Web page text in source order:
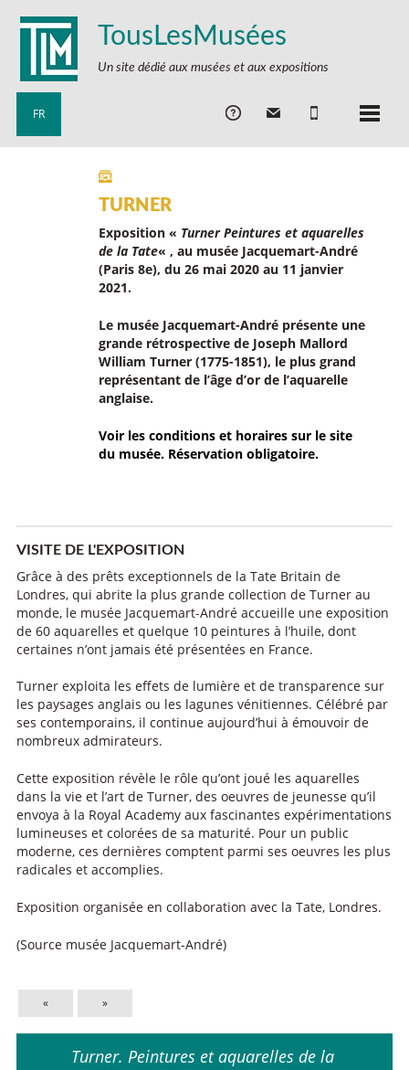
TousLesMusées
Un site dédié aux musées et aux expositions
FR
TURNER
Exposition « Turner Peintures et aquarelles
de la Tate« , au musée Jacquemart-André
(Paris 8e), du 26 mai 2020 au 11 janvier
2021.
Le musée Jacquemart-André présente une
grande rétrospective de Joseph Mallord
William Turner (1775-1851), le plus grand
représentant de l’âge d’or de l’aquarelle
anglaise.
Voir les conditions et horaires sur le site
du musée. Réservation obligatoire.
VISITE DE L'EXPOSITION
Grâce à des prêts exceptionnels de la Tate Britain de
Londres, qui abrite la plus grande collection de Turner au
monde, le musée Jacquemart-André accueille une exposition
de 60 aquarelles et quelque 10 peintures à l’huile, dont
certaines n’ont jamais été présentées en France.
Turner exploita les effets de lumière et de transparence sur
les paysages anglais ou les lagunes vénitiennes. Célébré par
ses contemporains, il continue aujourd’hui à émouvoir de
nombreux admirateurs.
Cette exposition révèle le rôle qu’ont joué les aquarelles
dans la vie et l’art de Turner, des oeuvres de jeunesse qu’il
envoya à la Royal Academy aux fascinantes expérimentations
lumineuses et colorées de sa maturité. Pour un public
moderne, ces dernières comptent parmi ses oeuvres les plus
radicales et accomplies.
Exposition organisée en collaboration avec la Tate, Londres.
(Source musée Jacquemart-André)
« »
Turner. Peintures et aquarelles de la